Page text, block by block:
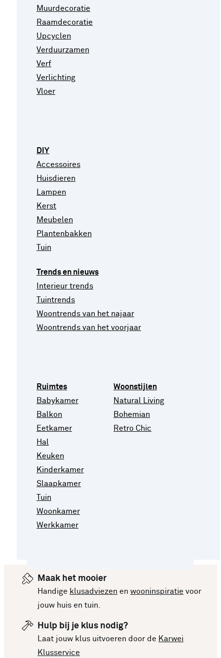
Muurdecoratie
Raamdecoratie
Upcyclen
Verduurzamen
Verf
Verlichting
Vloer
DIY
Accessoires
Huisdieren
Lampen
Kerst
Meubelen
Plantenbakken
Tuin
Trends en nieuws
Interieur trends
Tuintrends
Woontrends van het najaar
Woontrends van het voorjaar
Ruimtes
Babykamer
Balkon
Eetkamer
Hal
Keuken
Kinderkamer
Slaapkamer
Tuin
Woonkamer
Werkkamer
Woonstijlen
Natural Living
Bohemian
Retro Chic
Maak het mooier
Handige klusadviezen en wooninspiratie voor
jouw huis en tuin.
Hulp bij je klus nodig?
Laat jouw klus uitvoeren door de Karwei
Klusservice